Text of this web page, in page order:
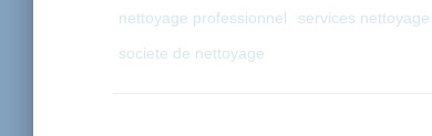
nettoyage professionnel
services nettoyage
societe de nettoyage